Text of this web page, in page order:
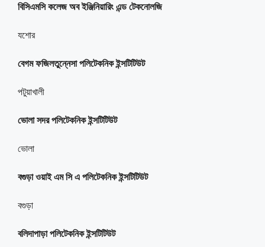
বিসিএমসি কলেজ অব ইঞ্জিনিয়ারিং এন্ড টেকনোলজি
যশোর
বেগম ফজিলতুন্নেসা পলিটেকনিক ইন্সটিটিউট
পটুয়াখালী
ভোলা সদর পলিটেকনিক ইন্সটিটিউট
ভোলা
বগুড়া ওয়াই এম সি এ পলিটেকনিক ইন্সটিটিউট
বগুড়া
বলিদাপাড়া পলিটেকনিক ইন্সটিটিউট